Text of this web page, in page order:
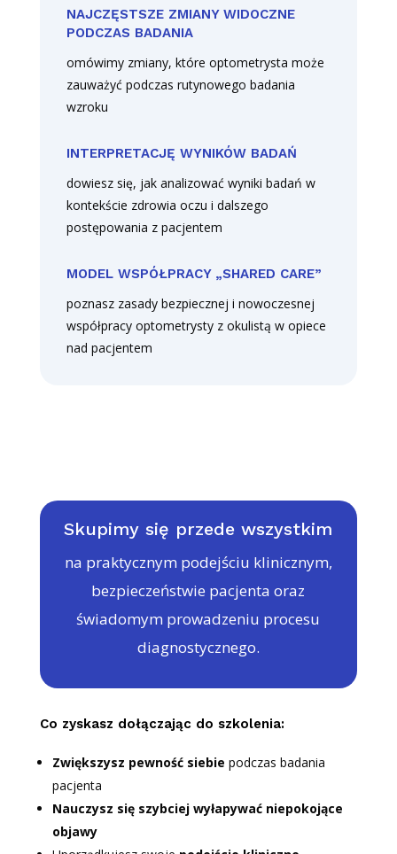
NAJCZĘSTSZE ZMIANY WIDOCZNE
PODCZAS BADANIA
omówimy zmiany, które optometrysta może
zauważyć podczas rutynowego badania
wzroku
INTERPRETACJĘ WYNIKÓW BADAŃ
dowiesz się, jak analizować wyniki badań w
kontekście zdrowia oczu i dalszego
postępowania z pacjentem
MODEL WSPÓŁPRACY „SHARED CARE”
poznasz zasady bezpiecznej i nowoczesnej
współpracy optometrysty z okulistą w opiece
nad pacjentem
Skupimy się przede wszystkim
na praktycznym podejściu klinicznym,
bezpieczeństwie pacjenta oraz
świadomym prowadzeniu procesu
diagnostycznego.
Co zyskasz dołączając do szkolenia:
Zwiększysz pewność siebie podczas badania
pacjenta
Nauczysz się szybciej wyłapywać niepokojące
objawy